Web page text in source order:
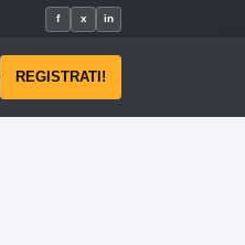
f x in
REGISTRATI!